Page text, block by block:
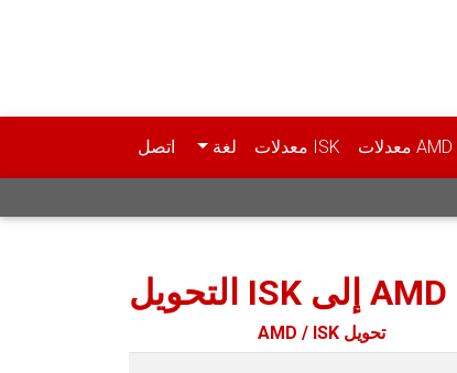
AMD معدلات ISK معدلات لغة اتصل
AMD إلى ISK التحويل
تحويل AMD / ISK